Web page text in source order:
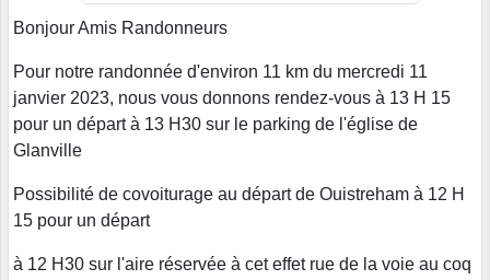
Bonjour Amis Randonneurs
Pour notre randonnée d'environ 11 km du mercredi 11
janvier 2023, nous vous donnons rendez-vous à 13 H 15
pour un départ à 13 H30 sur le parking de l'église de
Glanville
Possibilité de covoiturage au départ de Ouistreham à 12 H
15 pour un départ
à 12 H30 sur l'aire réservée à cet effet rue de la voie au coq